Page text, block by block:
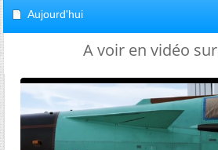
Aujourd'hui
A voir en vidéo